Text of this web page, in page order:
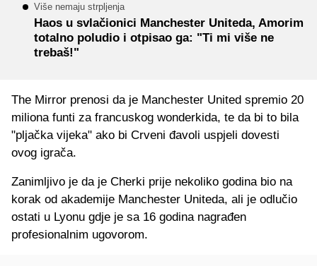
Više nemaju strpljenja
Haos u svlačionici Manchester Uniteda, Amorim
totalno poludio i otpisao ga: "Ti mi više ne
trebaš!"
The Mirror prenosi da je Manchester United spremio 20
miliona funti za francuskog wonderkida, te da bi to bila
"pljačka vijeka" ako bi Crveni đavoli uspjeli dovesti
ovog igrača.
Zanimljivo je da je Cherki prije nekoliko godina bio na
korak od akademije Manchester Uniteda, ali je odlučio
ostati u Lyonu gdje je sa 16 godina nagrađen
profesionalnim ugovorom.